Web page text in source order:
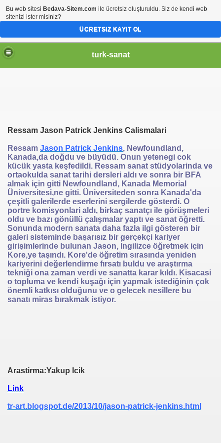
turk-sanat
Ressam Jason Patrick Jenkins Calismalari
Ressam Jason Patrick Jenkins, Newfoundland,
Kanada,da doğdu ve büyüdü. Onun yetenegi cok
kücük yasta keşfedildi. Ressam sanat stüdyolarinda ve
ortaokulda sanat tarihi dersleri aldı ve sonra bir BFA
almak için gitti Newfoundland, Kanada Memorial
Üniversitesi,ne gitti. Üniversiteden sonra Kanada'da
çeşitli galerilerde eserlerini sergilerde gösterdi. O
portre komisyonlari aldı, birkaç sanatçı ile görüşmeleri
oldu ve bazı gönüllü çalışmalar yaptı ve sanat öğretti.
Sonunda modern sanata daha fazla ilgi gösteren bir
galeri sisteminde başarısız bir gerçekçi kariyer
girişimlerinde bulunan Jason, İngilizce öğretmek için
Kore,ye taşındı. Kore'de öğretim sırasında yeniden
kariyerini değerlendirme fırsatı buldu ve araştırma
tekniği ona zaman verdi ve sanatta karar kıldı. Kisacasi
o topluma ve kendi kuşağı için yapmak istediğinin çok
önemli katkısı olduğunu ve o gelecek nesillere bu
sanatı miras bırakmak istiyor.
Arastirma:Yakup Icik
Link
tr-art.blogspot.de/2013/10/jason-patrick-jenkins.html
Bu web sitesi Bedava-Sitem.com ile ücretsiz oluşturuldu. Siz de kendi web
sitenizi ister misiniz?
ÜCRETSIZ KAYIT OL